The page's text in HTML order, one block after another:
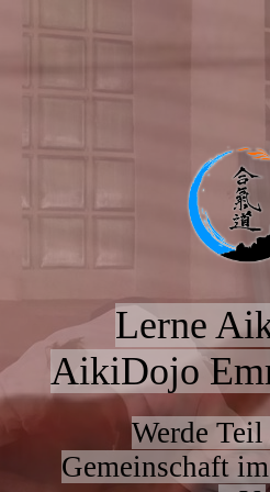
Lerne
AikiDojo
Werde Teil
Gemeinschaft